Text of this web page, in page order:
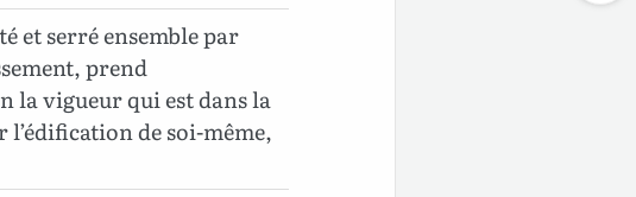
et serré ensemble par
prend
la vigueur qui est dans la
de soi-même,